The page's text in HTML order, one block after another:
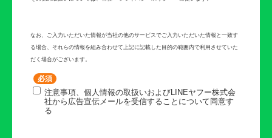
なお、ご入力いただいた情報が当社の他のサービスでご入力いただいた情報と一致す
る場合、それらの情報を組み合わせて上記に記載した目的の範囲内で利用させていた
だく場合がございます。
注意事項、個人情報の取扱いおよびLINEヤフー株式会
社から広告宣伝メールを受信することについて同意す
る